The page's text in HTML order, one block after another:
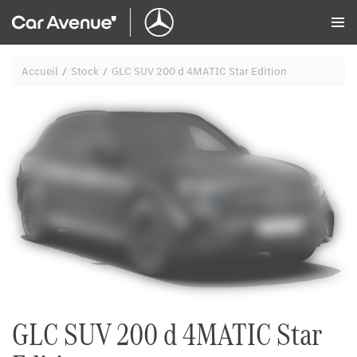
Accueil Stock GLC SUV 200 d 4MATIC Star Edition
GLC SUV 200 d 4MATIC Star